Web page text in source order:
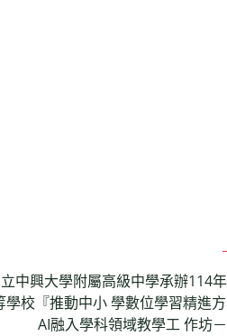
中興大學附屬高級中學承辦114
學校『推動中小 學數位學習精進
AI融入學科領域教學工 作坊